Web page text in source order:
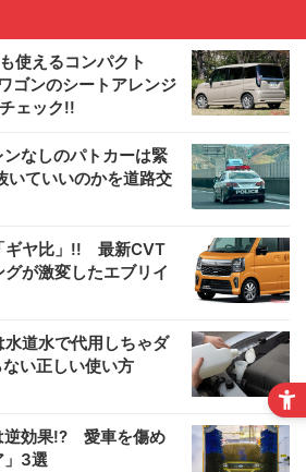
使えるコンパクト
ンのシートアレンジ
ェック!!
なしのパトカーは緊
いていいのかを道路交
ギヤ比」!! 最新CVT
が激変したエブリイ
道水で代用しちゃダ
い正しい使い方
逆効果!? 愛車を傷め
」3選